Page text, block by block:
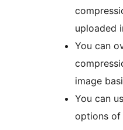
uploaded
You can
image
You can
options of